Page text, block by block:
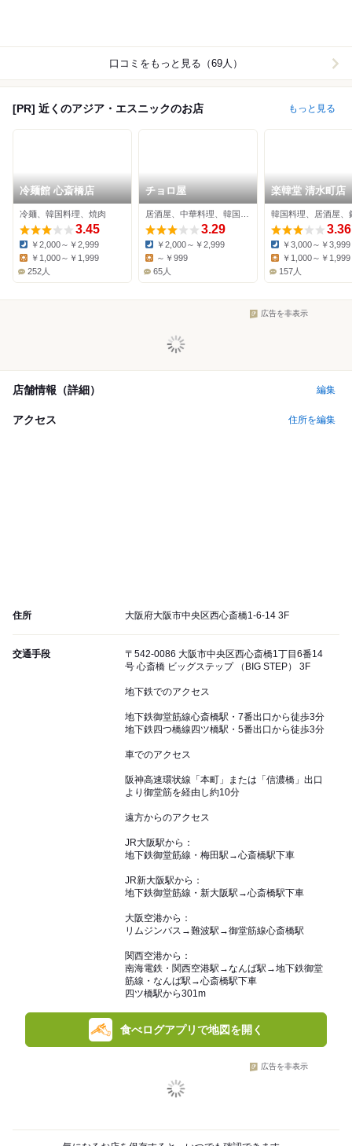
口コミをもっと見る（69人）
[PR] 近くのアジア・エスニックのお店 もっと見る
冷麺館 心斎橋店
冷麺、韓国料理、焼肉
3.45
Dinner:
￥2,000～￥2,999
￥1,000～￥1,999
252人
チョロ屋
3.29
Dinner:
￥2,000～￥2,999
Lunch:
～￥999
65人
楽韓堂 清水町店
韓国料理、居酒屋、
3.36
Dinner:
￥3,000～￥3,999
￥1,000～￥1,999
157人
広告を非表示
店舗情報（詳細） 編集
アクセス 住所を編集
住所 大阪府大阪市中央区西心斎橋1-6-14 3F
交通手段
〒542-0086 大阪市中央区西心斎橋1丁目6番14
号 心斎橋 ビッグステップ （BIG STEP） 3F
地下鉄でのアクセス
地下鉄御堂筋線心斎橋駅・7番出口から徒歩3分
地下鉄四つ橋線四ツ橋駅・5番出口から徒歩3分
車でのアクセス
阪神高速環状線「本町」または「信濃橋」出口
より御堂筋を経由し約10分
遠方からのアクセス
JR大阪駅から：
地下鉄御堂筋線・梅田駅→心斎橋駅下車
JR新大阪駅から：
地下鉄御堂筋線・新大阪駅→心斎橋駅下車
大阪空港から：
リムジンバス→難波駅→御堂筋線心斎橋駅
関西空港から：
南海電鉄・関西空港駅→なんば駅→地下鉄御堂
筋線・なんば駅→心斎橋駅下車
四ツ橋駅から301m
食べログアプリで地図を開く
広告を非表示